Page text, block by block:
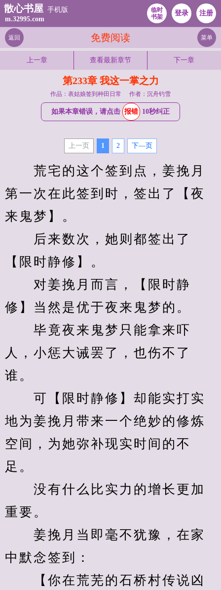
散心书屋 手机版
m.32995.com
临时
书架
登录 注册
免费阅读
返回 菜单
上一章 查看最新章节 下一章
第233章 我这一掌之力
作品：表姑娘签到种田日常 作者：沉舟钓雪
如果本章错误，请点击 报错 10秒纠正
上一页 1 2 下—页
荒宅的这个签到点，姜挽月
第一次在此签到时，签出了【夜
来鬼梦】。
后来数次，她则都签出了
【限时静修】。
对姜挽月而言，【限时静
修】当然是优于夜来鬼梦的。
毕竟夜来鬼梦只能拿来吓
人，小惩大诫罢了，也伤不了
谁。
可【限时静修】却能实打实
地为姜挽月带来一个绝妙的修炼
空间，为她弥补现实时间的不
足。
没有什么比实力的增长更加
重要。
姜挽月当即毫不犹豫，在家
中默念签到：
【你在荒芜的石桥村传说凶